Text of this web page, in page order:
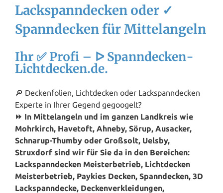
Lackspanndecken oder ✓
Spanndecken für Mittelangeln
Ihr ✅ Profi – ᐅ Spanndecken-
Lichtdecken.de.
🔎 Deckenfolien, Lichtdecken oder Lackspanndecken
Experte in Ihrer Gegend gegoogelt?
⏩ In Mittelangeln und im ganzen Landkreis wie
Mohrkirch, Havetoft, Ahneby, Sörup, Ausacker,
Schnarup-Thumby oder Großsolt, Uelsby,
Struxdorf sind wir für Sie da in den Bereichen:
Lackspanndecken Meisterbetrieb, Lichtdecken
Meisterbetrieb, Paykies Decken, Spanndecken, 3D
Lackspanndecke, Deckenverkleidungen,